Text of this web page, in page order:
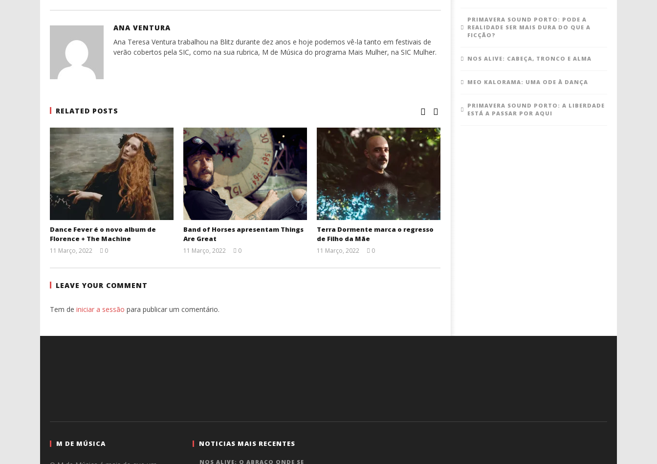
ANA VENTURA
Ana Teresa Ventura trabalhou na Blitz durante dez anos e hoje podemos vê-la tanto em festivais de
verão cobertos pela SIC, como na sua rubrica, M de Música do programa Mais Mulher, na SIC Mulher.
RELATED POSTS
Dance Fever é o novo album de
Florence + The Machine
11 Março, 2022
Ventura
0
Band of Horses apresentam Things
Are Great
11 Março, 2022
Ventura
0
Terra Dormente marca o regresso
de Filho da Mãe
11 Março, 2022
Ventura
0
LEAVE YOUR COMMENT
Tem de iniciar a sessão para publicar um comentário.
PRIMAVERA SOUND PORTO: PODE A
REALIDADE SER MAIS DURA DO QUE A
FICÇÃO?
NOS ALIVE: CABEÇA, TRONCO E ALMA
MEO KALORAMA: UMA ODE À DANÇA
PRIMAVERA SOUND PORTO: A LIBERDADE
ESTÁ A PASSAR POR AQUI
M DE MÚSICA NOTICIAS MAIS RECENTES
NOS ALIVE: O ABRAÇO ONDE SE